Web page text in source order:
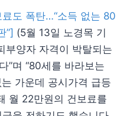
도 폭탄…“소득 없는 80
”] (5월 13일 노경목 기
부양자 자격이 박탈되는
”며 “80세를 바라보는
가운데 공시가격 급등
월 22만원의 건보료를